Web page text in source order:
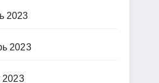
2023
2023
2023